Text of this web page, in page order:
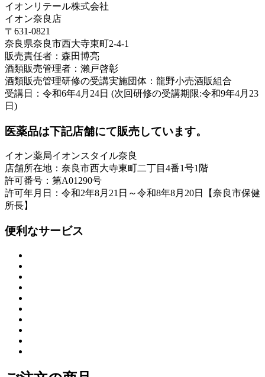
イオンリテール株式会社
イオン奈良店
〒631-0821
奈良県奈良市西大寺東町2-4-1
販売責任者：森田博亮
酒類販売管理者：瀨戸啓彰
酒類販売管理研修の受講実施団体：龍野小売酒販組合
受講日：令和6年4月24日 (次回研修の受講期限:令和9年4月23
日)
医薬品は下記店舗にて販売しています。
イオン薬局イオンスタイル奈良
店舗所在地：奈良市西大寺東町二丁目4番1号1階
許可番号：第A01290号
許可年月日：令和2年8月21日～令和8年8月20日【奈良市保健
所長】
便利なサービス